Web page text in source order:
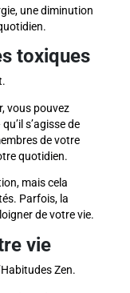
une diminution
toxiques
vous pouvez
s’agisse de
de votre
quotidien.
mais cela
Parfois, la
de votre vie.
vie
Zen.